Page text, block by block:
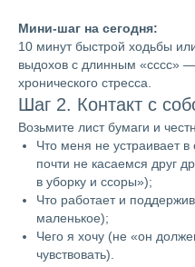
Мини-шаг на сегодня:
10 минут быстрой ходьбы
выдохов с длинным «сссс» —
хронического стресса.
Шаг 2. Контакт с
Возьмите лист бумаги и
Что меня не устраивает
почти не касаемся друг
в уборку и ссоры»);
Что работает и
маленькое);
Чего я хочу (не «он
чувствовать).